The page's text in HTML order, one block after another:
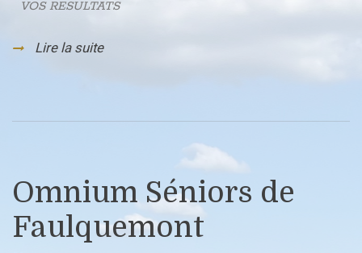
VOS RESULTATS
Lire la suite
Omnium Séniors de
Faulquemont